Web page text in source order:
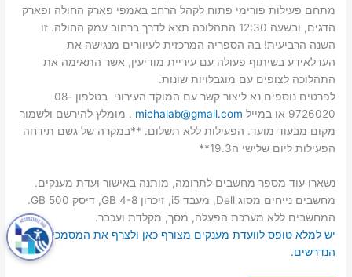
מתחם פעילות פורימי פתוח לקהל הרחב באמפי פארק החולה ופארק
הדגים, ובשעה 12:30 התהלוכה תצא לדרך ברחוב עמק החולה. זו
השנה הרביעית! בה הספריה המרכזית לעיוורים מנגישה את
העדלאידע בשיתוף פעולה עם עיריית מודיעין, אשר התאימה את
התהלוכה לצופים עם מוגבלויות שונות.
לפרטים נוספים נא ליצור קשר עם המוקד העירוני בטלפון 08-
9726020 או במייל
michalab@gmail.com . מומלץ להירשם ולשמור
מקום מבעוד מועד. הפעילות ללא תשלום. **במקרה של גשם תידחה
הפעילות ליום שלישי ה19.3**
נשארו עוד מספר מחשבים לתרומה, מותנה באישור ועדת מענקים.
מחשבים נייחים מסוג Dell, מעבד i5, זיכרון 4-8 GB, דיסק 500 GB.
המחשבים ללא מערכת הפעלה, מסך, מקלדת ועכבר.
יש למלא טופס לוועדת מענקים מצורף כאן ולצרף את המסמכים
הנדרשים.